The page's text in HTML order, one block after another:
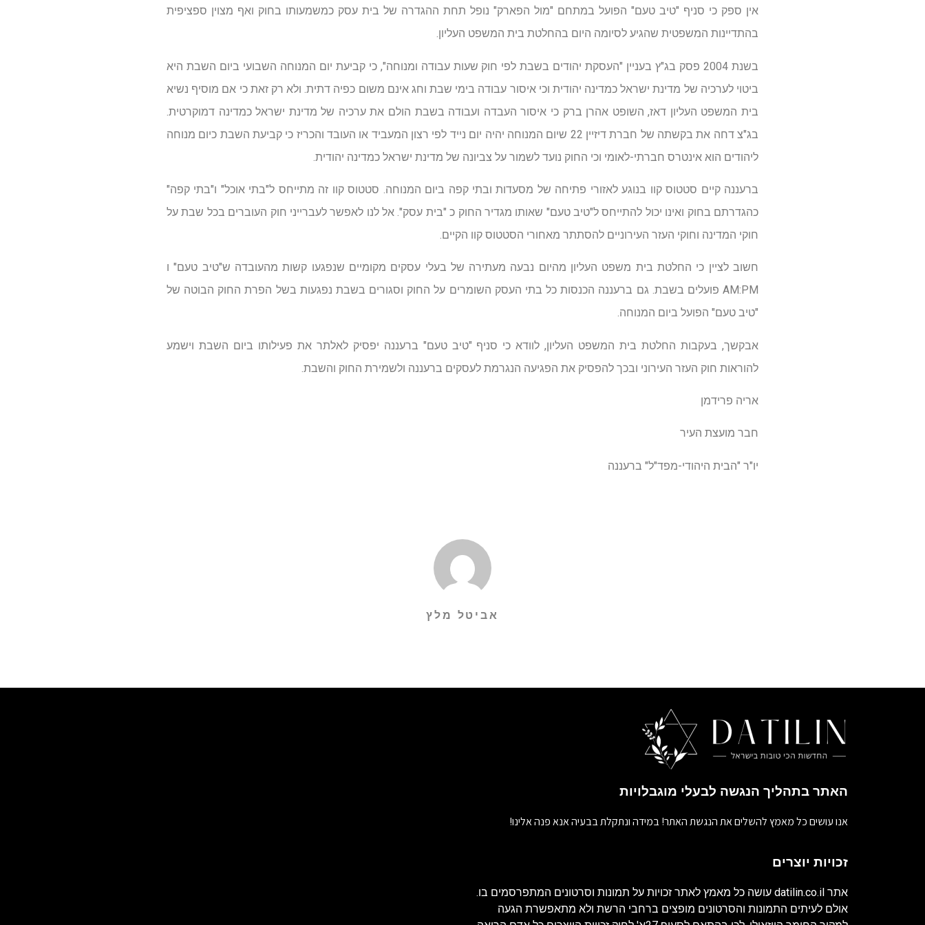
אין ספק כי סניף "טיב טעם" הפועל במתחם "מול הפארק" נופל תחת ההגדרה של בית עסק כמשמעותו בחוק ואף מצוין ספציפית
בהתדיינות המשפטית שהגיע לסיומה היום בהחלטת בית המשפט העליון.
בשנת 2004 פסק בג"ץ בעניין "העסקת יהודים בשבת לפי חוק שעות עבודה ומנוחה", כי קביעת יום המנוחה השבועי ביום השבת היא
ביטוי לערכיה של מדינת ישראל כמדינה יהודית וכי איסור עבודה בימי שבת וחג אינם משום כפיה דתית. ולא רק זאת כי אם מוסיף נשיא
בית המשפט העליון דאז, השופט אהרן ברק כי איסור העבדה ועבודה בשבת הולם את ערכיה של מדינת ישראל כמדינה דמוקרטית.
בג"צ דחה את בקשתה של חברת דיזיין 22 שיום המנוחה יהיה יום נייד לפי רצון המעביד או העובד והכריז כי קביעת השבת כיום מנוחה
ליהודים הוא אינטרס חברתי-לאומי וכי החוק נועד לשמור על צביונה של מדינת ישראל כמדינה יהודית.
ברעננה קיים סטטוס קוו בנוגע לאזורי פתיחה של מסעדות ובתי קפה ביום המנוחה. סטטוס קוו זה מתייחס ל"בתי אוכל" ו"בתי קפה"
כהגדרתם בחוק ואינו יכול להתייחס ל"טיב טעם" שאותו מגדיר החוק כ "בית עסק". אל לנו לאפשר לעברייני חוק העוברים בכל שבת על
חוקי המדינה וחוקי העזר העירוניים להסתתר מאחורי הסטטוס קוו הקיים.
חשוב לציין כי החלטת בית משפט העליון מהיום נבעה מעתירה של בעלי עסקים מקומיים שנפגעו קשות מהעובדה ש"טיב טעם" ו
AM:PM פועלים בשבת. גם ברעננה הכנסות כל בתי העסק השומרים על החוק וסגורים בשבת נפגעות בשל הפרת החוק הבוטה של
"טיב טעם" הפועל ביום המנוחה.
אבקשך, בעקבות החלטת בית המשפט העליון, לוודא כי סניף "טיב טעם" ברעננה יפסיק לאלתר את פעילותו ביום השבת וישמע
להוראות חוק העזר העירוני ובכך להפסיק את הפגיעה הנגרמת לעסקים ברעננה ולשמירת החוק והשבת.
אריה פרידמן
חבר מועצת העיר
יו"ר "הבית היהודי-מפד"ל" ברעננה
אביטל מלץ
האתר בתהליך הנגשה לבעלי מוגבלויות
אנו עושים כל מאמץ להשלים את הנגשת האתר! במידה ונתקלת בבעיה אנא פנה אלינו!
זכויות יוצרים
אתר datilin.co.il עושה כל מאמץ לאתר זכויות על תמונות וסרטונים המתפרסמים בו.
אולם לעיתים התמונות והסרטונים מופצים ברחבי הרשת ולא מתאפשרת הגעה